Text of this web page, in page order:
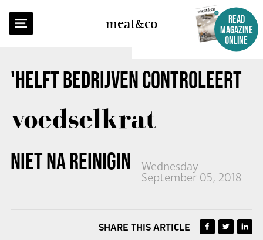
meatco
READ
MAGAZINE
ONLINE
'HELFT BEDRIJVEN CONTROLEERT
voedselkrat
NIET NA REINIGING'Wednesday
September 05, 2018
BACK TO OVERVIEW
SHARE THIS ARTICLE